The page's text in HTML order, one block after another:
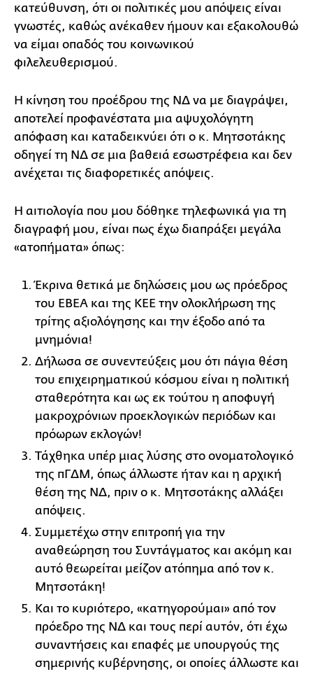
κατεύθυνση, ότι οι πολιτικές μου απόψεις είναι
γνωστές, καθώς ανέκαθεν ήμουν και εξακολουθώ
να είμαι οπαδός του κοινωνικού
φιλελευθερισμού.
Η κίνηση του προέδρου της ΝΔ να με διαγράψει,
αποτελεί προφανέστατα μια αψυχολόγητη
απόφαση και καταδεικνύει ότι ο κ. Μητσοτάκης
οδηγεί τη ΝΔ σε μια βαθειά εσωστρέφεια και δεν
ανέχεται τις διαφορετικές απόψεις.
Η αιτιολογία που μου δόθηκε τηλεφωνικά για τη
διαγραφή μου, είναι πως έχω διαπράξει μεγάλα
«ατοπήματα» όπως:
Έκρινα θετικά με δηλώσεις μου ως πρόεδρος
του ΕΒΕΑ και της ΚΕΕ την ολοκλήρωση της
τρίτης αξιολόγησης και την έξοδο από τα
μνημόνια!
Δήλωσα σε συνεντεύξεις μου ότι πάγια θέση
του επιχειρηματικού κόσμου είναι η πολιτική
σταθερότητα και ως εκ τούτου η αποφυγή
μακροχρόνιων προεκλογικών περιόδων και
πρόωρων εκλογών!
Τάχθηκα υπέρ μιας λύσης στο ονοματολογικό
της πΓΔΜ, όπως άλλωστε ήταν και η αρχική
θέση της ΝΔ, πριν ο κ. Μητσοτάκης αλλάξει
απόψεις.
Συμμετέχω στην επιτροπή για την
αναθεώρηση του Συντάγματος και ακόμη και
αυτό θεωρείται μείζον ατόπημα από τον κ.
Μητσοτάκη!
Και το κυριότερο, «κατηγορούμαι» από τον
πρόεδρο της ΝΔ και τους περί αυτόν, ότι έχω
συναντήσεις και επαφές με υπουργούς της
σημερινής κυβέρνησης, οι οποίες άλλωστε και